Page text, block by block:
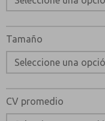
Tamaño
CV promedio